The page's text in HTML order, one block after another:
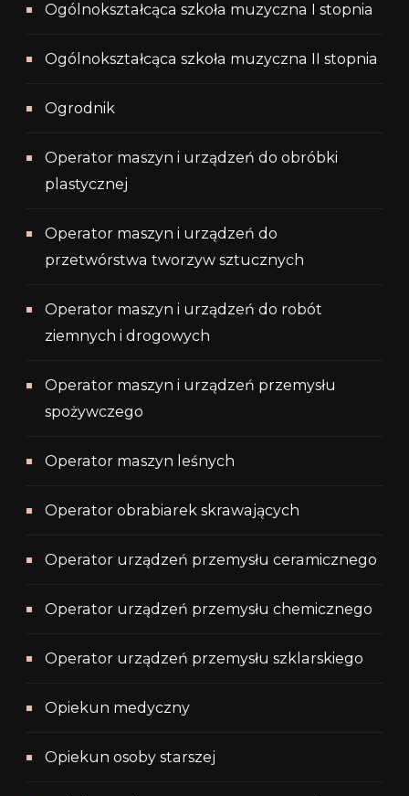
Ogólnokształcąca szkoła muzyczna I stopnia
Ogólnokształcąca szkoła muzyczna II stopnia
Ogrodnik
Operator maszyn i urządzeń do obróbki
plastycznej
Operator maszyn i urządzeń do
przetwórstwa tworzyw sztucznych
Operator maszyn i urządzeń do robót
ziemnych i drogowych
Operator maszyn i urządzeń przemysłu
spożywczego
Operator maszyn leśnych
Operator obrabiarek skrawających
Operator urządzeń przemysłu ceramicznego
Operator urządzeń przemysłu chemicznego
Operator urządzeń przemysłu szklarskiego
Opiekun medyczny
Opiekun osoby starszej